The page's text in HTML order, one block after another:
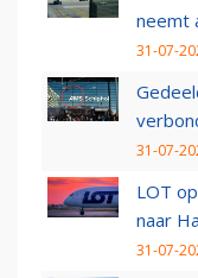
neemt
31-07-
31-07-
LOT
naar
31-07-